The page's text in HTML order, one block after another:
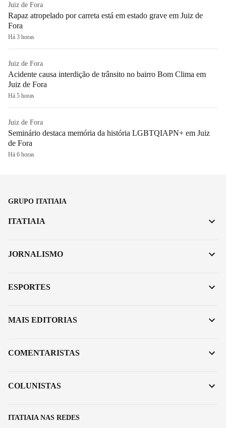
Juiz de Fora
Rapaz atropelado por carreta está em estado grave em Juiz de
Fora
Há 3 horas
Juiz de Fora
Acidente causa interdição de trânsito no bairro Bom Clima em
Juiz de Fora
Há 5 horas
Juiz de Fora
Seminário destaca memória da história LGBTQIAPN+ em Juiz
de Fora
Há 6 horas
GRUPO ITATIAIA
ITATIAIA NAS REDES
ITATIAIA
JORNALISMO
ESPORTES
MAIS EDITORIAS
COMENTARISTAS
COLUNISTAS